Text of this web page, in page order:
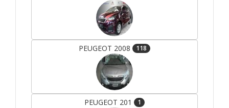
PEUGEOT 2008 118
PEUGEOT 201 1